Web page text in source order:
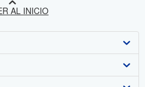
AL INICIO